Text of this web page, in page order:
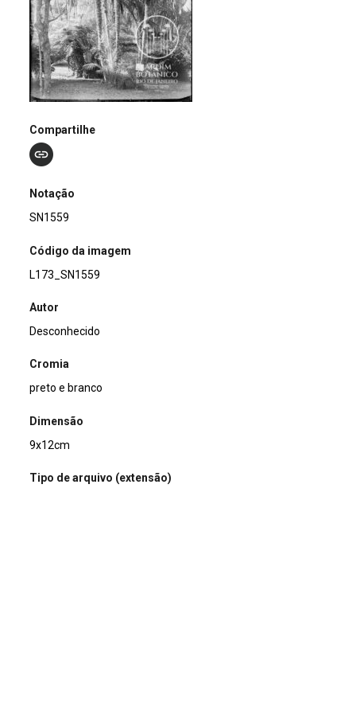
Compartilhe
Notação
SN1559
Código da imagem
L173_SN1559
Autor
Desconhecido
Cromia
preto e branco
Dimensão
9x12cm
Tipo de arquivo (extensão)